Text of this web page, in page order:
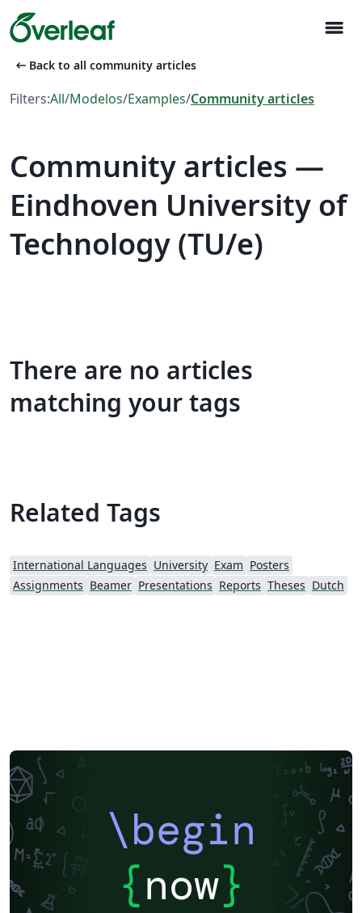
menu
arrow_left_alt Back to all community articles
Filters:All/Modelos/Examples/Community articles
Community articles —
Eindhoven University of
Technology (TU/e)
There are no articles
matching your tags
Related Tags
International Languages University Exam Posters
Assignments Beamer Presentations Reports Theses Dutch
\begin
{now}